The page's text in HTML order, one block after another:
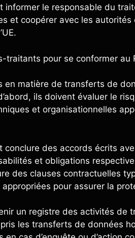
informer le responsable du
et coopérer avec les
traitants pour se conformer au
en matière de transferts de
ils doivent évaluer le
et organisationnelles
des accords écrits
et obligations
des clauses contractuelles
pour assurer la
un registre des activités de
les transferts de données